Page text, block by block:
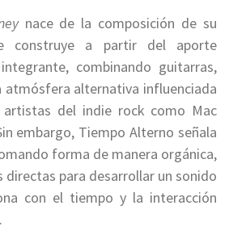
nace de la composición de su
construye a partir del aporte
combinando guitarras,
atmósfera alternativa influenciada
del indie rock como Mac
embargo, Tiempo Alterno señala
forma de manera orgánica,
para desarrollar un sonido
con el tiempo y la interacción